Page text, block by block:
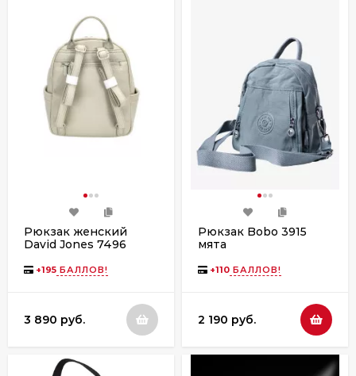
Рюкзак женский
David Jones 7496
+195 БАЛЛОВ!
3 890 руб.
Рюкзак Bobo 3915
мята
+110 БАЛЛОВ!
2 190 руб.